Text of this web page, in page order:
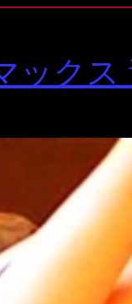
ックス